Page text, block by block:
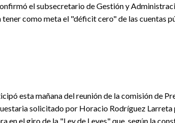
el subsecretario de Gestión y
como meta el "déficit cero" de las cuentas
esta mañana del reunión de la comisión de
solicitado por Horacio Rodríguez Larreta
en el giro de la "Ley de Leyes" que, según la